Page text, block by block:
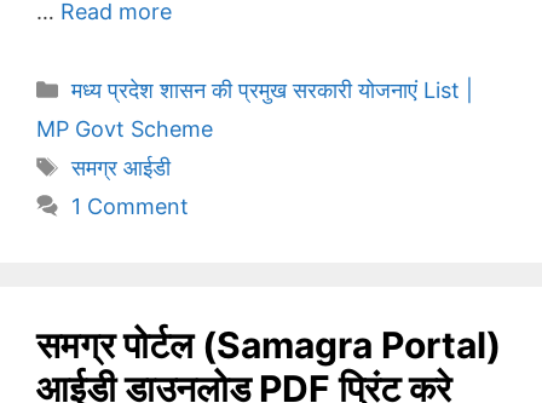
… Read more
Categories
मध्य प्रदेश शासन की प्रमुख सरकारी योजनाएं List |
MP Govt Scheme
Tags
समग्र आईडी
1 Comment
समग्र पोर्टल (Samagra Portal)
आईडी डाउनलोड PDF प्रिंट करे